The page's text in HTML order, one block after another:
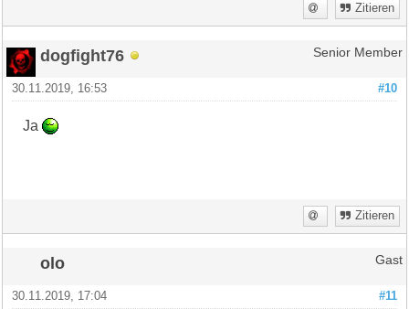
Zitieren
dogfight76 Senior Member
#10
30.11.2019, 16:53
Ja
Zitieren
olo Gast
#11
30.11.2019, 17:04